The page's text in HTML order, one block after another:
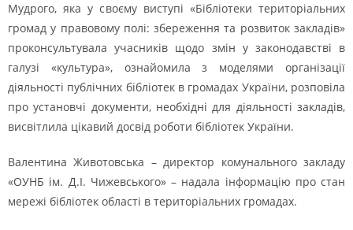
Мудрого, яка у своєму виступі «Бібліотеки територіальних
громад у правовому полі: збереження та розвиток закладів»
проконсультувала учасників щодо змін у законодавстві в
галузі «культура», ознайомила з моделями організації
діяльності публічних бібліотек в громадах України, розповіла
про установчі документи, необхідні для діяльності закладів,
висвітлила цікавий досвід роботи бібліотек України.
Валентина Животовська – директор комунального закладу
«ОУНБ ім. Д.І. Чижевського» – надала інформацію про стан
мережі бібліотек області в територіальних громадах.